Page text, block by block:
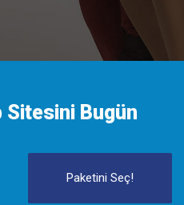
Sitesini Bugün
Paketini Seç!